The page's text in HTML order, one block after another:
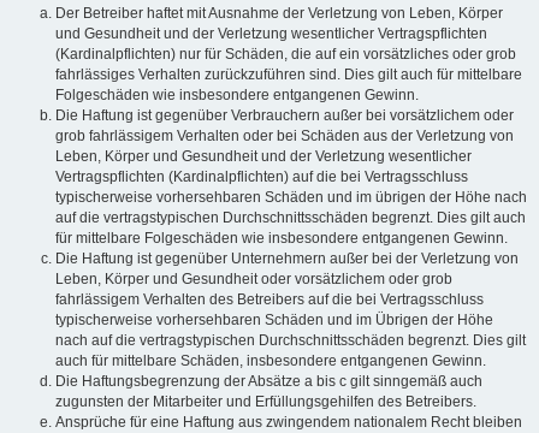
Der Betreiber haftet mit Ausnahme der Verletzung von Leben, Körper
und Gesundheit und der Verletzung wesentlicher Vertragspflichten
(Kardinalpflichten) nur für Schäden, die auf ein vorsätzliches oder grob
fahrlässiges Verhalten zurückzuführen sind. Dies gilt auch für mittelbare
Folgeschäden wie insbesondere entgangenen Gewinn.
Die Haftung ist gegenüber Verbrauchern außer bei vorsätzlichem oder
grob fahrlässigem Verhalten oder bei Schäden aus der Verletzung von
Leben, Körper und Gesundheit und der Verletzung wesentlicher
Vertragspflichten (Kardinalpflichten) auf die bei Vertragsschluss
typischerweise vorhersehbaren Schäden und im übrigen der Höhe nach
auf die vertragstypischen Durchschnittsschäden begrenzt. Dies gilt auch
für mittelbare Folgeschäden wie insbesondere entgangenen Gewinn.
Die Haftung ist gegenüber Unternehmern außer bei der Verletzung von
Leben, Körper und Gesundheit oder vorsätzlichem oder grob
fahrlässigem Verhalten des Betreibers auf die bei Vertragsschluss
typischerweise vorhersehbaren Schäden und im Übrigen der Höhe
nach auf die vertragstypischen Durchschnittsschäden begrenzt. Dies gilt
auch für mittelbare Schäden, insbesondere entgangenen Gewinn.
Die Haftungsbegrenzung der Absätze a bis c gilt sinngemäß auch
zugunsten der Mitarbeiter und Erfüllungsgehilfen des Betreibers.
Ansprüche für eine Haftung aus zwingendem nationalem Recht bleiben